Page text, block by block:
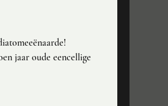
jaar oude eencellige